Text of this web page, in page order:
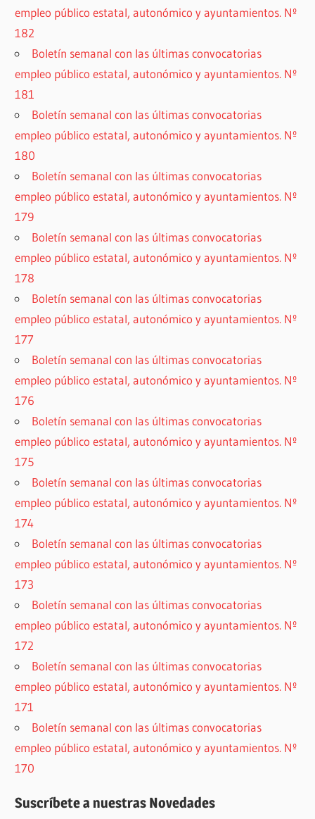
empleo público estatal, autonómico y ayuntamientos. Nº
182
Boletín semanal con las últimas convocatorias
empleo público estatal, autonómico y ayuntamientos. Nº
181
Boletín semanal con las últimas convocatorias
empleo público estatal, autonómico y ayuntamientos. Nº
180
Boletín semanal con las últimas convocatorias
empleo público estatal, autonómico y ayuntamientos. Nº
179
Boletín semanal con las últimas convocatorias
empleo público estatal, autonómico y ayuntamientos. Nº
178
Boletín semanal con las últimas convocatorias
empleo público estatal, autonómico y ayuntamientos. Nº
177
Boletín semanal con las últimas convocatorias
empleo público estatal, autonómico y ayuntamientos. Nº
176
Boletín semanal con las últimas convocatorias
empleo público estatal, autonómico y ayuntamientos. Nº
175
Boletín semanal con las últimas convocatorias
empleo público estatal, autonómico y ayuntamientos. Nº
174
Boletín semanal con las últimas convocatorias
empleo público estatal, autonómico y ayuntamientos. Nº
173
Boletín semanal con las últimas convocatorias
empleo público estatal, autonómico y ayuntamientos. Nº
172
Boletín semanal con las últimas convocatorias
empleo público estatal, autonómico y ayuntamientos. Nº
171
Boletín semanal con las últimas convocatorias
empleo público estatal, autonómico y ayuntamientos. Nº
170
Suscríbete a nuestras Novedades